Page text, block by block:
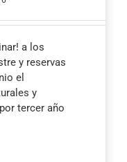
a los
y reservas
el
y
tercer año